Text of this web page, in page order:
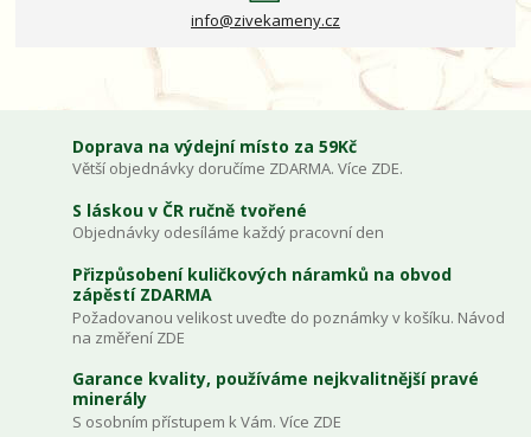
info@zivekameny.cz
Doprava na výdejní místo za 59Kč
Větší objednávky doručíme ZDARMA. Více ZDE.
S láskou v ČR ručně tvořené
Objednávky odesíláme každý pracovní den
Přizpůsobení kuličkových náramků na obvod
zápěstí ZDARMA
Požadovanou velikost uveďte do poznámky v košíku. Návod
na změření ZDE
Garance kvality, používáme nejkvalitnější pravé
minerály
S osobním přístupem k Vám. Více ZDE